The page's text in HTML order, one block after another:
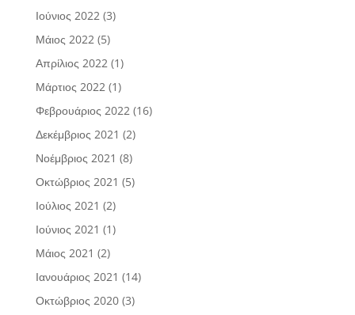
Ιούνιος 2022(3)
Μάιος 2022(5)
Απρίλιος 2022(1)
Μάρτιος 2022(1)
Φεβρουάριος 2022(16)
Δεκέμβριος 2021 (2)
Νοέμβριος 2021 (8)
Οκτώβριος 2021 (5)
Ιούλιος 2021 (2)
Ιούνιος 2021 (1)
Μάιος 2021 (2)
Ιανουάριος 2021 (14)
Οκτώβριος 2020(3)